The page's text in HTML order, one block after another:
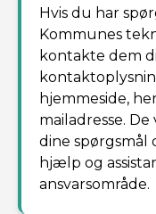
Hvis du har
Kommunes
kontakte dem
hjemmeside,
mailadresse.
dine spørgsmål
hjælp og
ansvarsområde.